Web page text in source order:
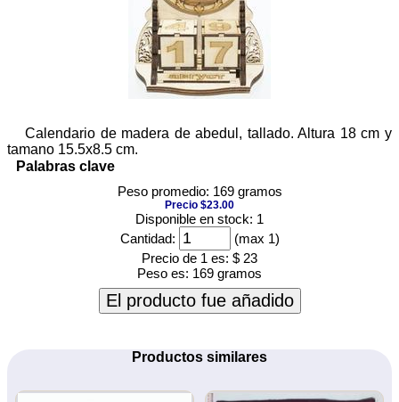
Calendario de madera de abedul, tallado. Altura 18 cm y
tamano 15.5x8.5 cm.
Palabras clave
Peso promedio: 169 gramos
Precio $23.00
Disponible en stock: 1
Cantidad:
(max 1)
Precio de 1 es: $ 23
Peso es: 169 gramos
El producto fue añadido
Productos similares